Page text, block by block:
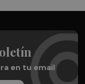
en tu email